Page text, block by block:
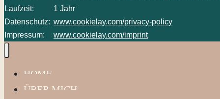
Laufzeit:
1 Jahr
Datenschutz: www.cookielay.com/privacy-policy
Impressum:
www.cookielay.com/imprint
HOME
ÜBER MICH